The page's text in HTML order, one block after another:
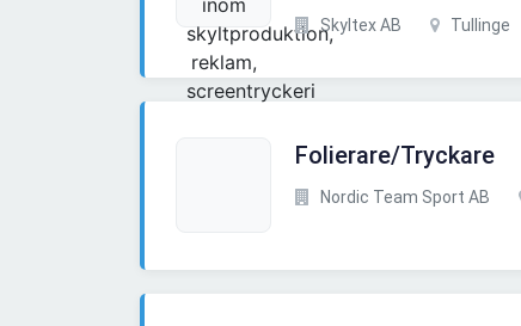
Skyltex AB Tullinge
Folierare/Tryckare
Nordic Team Sport AB